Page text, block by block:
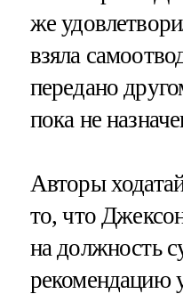
же
взяла
передано
пока не
Авторы
то, что
на должность
рекомендацию